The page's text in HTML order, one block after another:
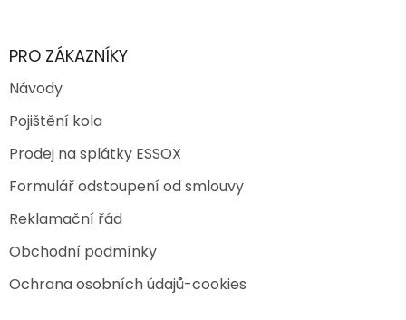
PRO ZÁKAZNÍKY
Návody
Pojištění kola
Prodej na splátky ESSOX
Formulář odstoupení od smlouvy
Reklamační řád
Obchodní podmínky
Ochrana osobních údajů-cookies